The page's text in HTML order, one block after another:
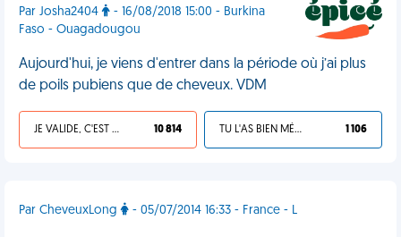
Par Josha2404
- 16/08/2018 15:00 - Burkina
Faso - Ouagadougou
Aujourd'hui, je viens d'entrer dans la période où j’ai plus
de poils pubiens que de cheveux. VDM
JE VALIDE, C'EST UNE VDM 10 814 TU L'AS BIEN MÉRITÉ 1 106
Par CheveuxLong - 05/07/2014 16:33 - France - L